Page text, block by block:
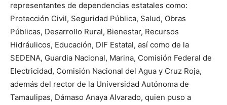
representantes de dependencias estatales como:
Protección Civil, Seguridad Pública, Salud, Obras
Públicas, Desarrollo Rural, Bienestar, Recursos
Hidráulicos, Educación, DIF Estatal, así como de la
SEDENA, Guardia Nacional, Marina, Comisión Federal de
Electricidad, Comisión Nacional del Agua y Cruz Roja,
además del rector de la Universidad Autónoma de
Tamaulipas, Dámaso Anaya Alvarado, quien puso a